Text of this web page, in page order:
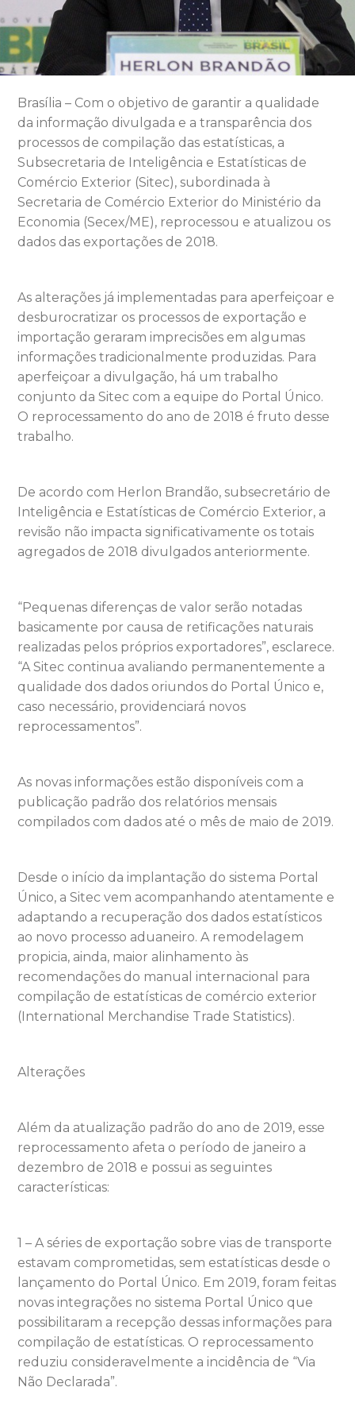
Brasília – Com o objetivo de garantir a qualidade
da informação divulgada e a transparência dos
processos de compilação das estatísticas, a
Subsecretaria de Inteligência e Estatísticas de
Comércio Exterior (Sitec), subordinada à
Secretaria de Comércio Exterior do Ministério da
Economia (Secex/ME), reprocessou e atualizou os
dados das exportações de 2018.
As alterações já implementadas para aperfeiçoar e
desburocratizar os processos de exportação e
importação geraram imprecisões em algumas
informações tradicionalmente produzidas. Para
aperfeiçoar a divulgação, há um trabalho
conjunto da Sitec com a equipe do Portal Único.
O reprocessamento do ano de 2018 é fruto desse
trabalho.
De acordo com Herlon Brandão, subsecretário de
Inteligência e Estatísticas de Comércio Exterior, a
revisão não impacta significativamente os totais
agregados de 2018 divulgados anteriormente.
“Pequenas diferenças de valor serão notadas
basicamente por causa de retificações naturais
realizadas pelos próprios exportadores”, esclarece.
“A Sitec continua avaliando permanentemente a
qualidade dos dados oriundos do Portal Único e,
caso necessário, providenciará novos
reprocessamentos”.
As novas informações estão disponíveis com a
publicação padrão dos relatórios mensais
compilados com dados até o mês de maio de 2019.
Desde o início da implantação do sistema Portal
Único, a Sitec vem acompanhando atentamente e
adaptando a recuperação dos dados estatísticos
ao novo processo aduaneiro. A remodelagem
propicia, ainda, maior alinhamento às
recomendações do manual internacional para
compilação de estatísticas de comércio exterior
(International Merchandise Trade Statistics).
Alterações
Além da atualização padrão do ano de 2019, esse
reprocessamento afeta o período de janeiro a
dezembro de 2018 e possui as seguintes
características:
1 – A séries de exportação sobre vias de transporte
estavam comprometidas, sem estatísticas desde o
lançamento do Portal Único. Em 2019, foram feitas
novas integrações no sistema Portal Único que
possibilitaram a recepção dessas informações para
compilação de estatísticas. O reprocessamento
reduziu consideravelmente a incidência de “Via
Não Declarada”.